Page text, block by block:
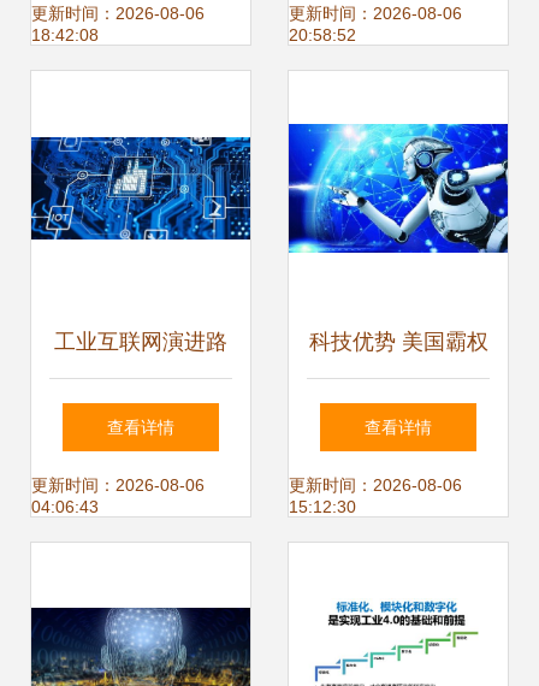
集成服务的行业实
更新时间：2026-08-06
18:42:08
集成管理真经
更新时间：2026-08-06
20:58:52
工业互联网演进路
径 从单点智能迈向
全局智能的系统集
查看详情
更新时间：2026-08-06
04:06:43
科技优势 美国霸权
的“神经中枢”——
从人工智能行业应
查看详情
更新时间：2026-08-06
15:12:30